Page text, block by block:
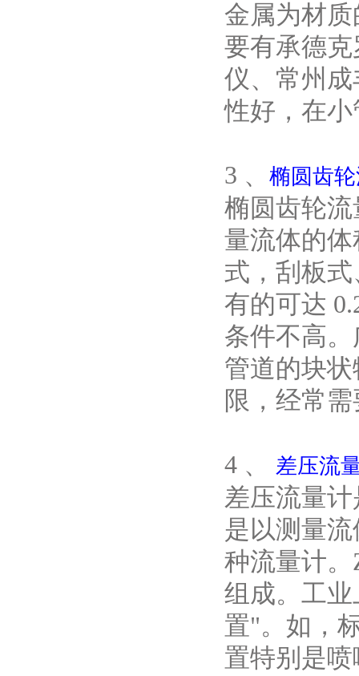
金属为材
要有承德
仪、常州
性好，在
3 、 椭圆齿
椭圆齿轮
量流体的
式，刮板
有的可达
条件不高
管道的块
限，经常
4 、 差压流
差压流量
是以测量
种流量计
组成。工
置"。如，
置特别是